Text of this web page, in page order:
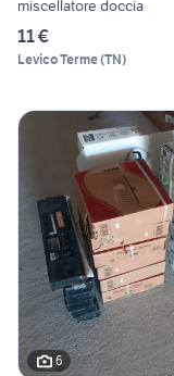
miscellatore doccia
11 €
Levico Terme(TN)
6